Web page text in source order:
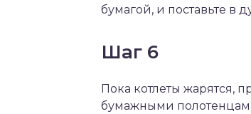
бумагой, и поставьте в
Шаг 6
Пока котлеты жарятся,
бумажными